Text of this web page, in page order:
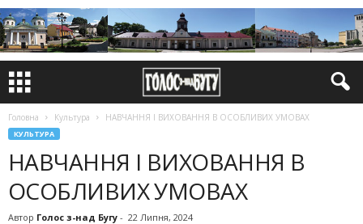
Головна Культура НАВЧАННЯ І ВИХОВАННЯ В ОСОБЛИВИХ УМОВАХ
КУЛЬТУРА
НАВЧАННЯ І ВИХОВАННЯ В
ОСОБЛИВИХ УМОВАХ
Автор Голос з-над Бугу - 22 Липня, 2024